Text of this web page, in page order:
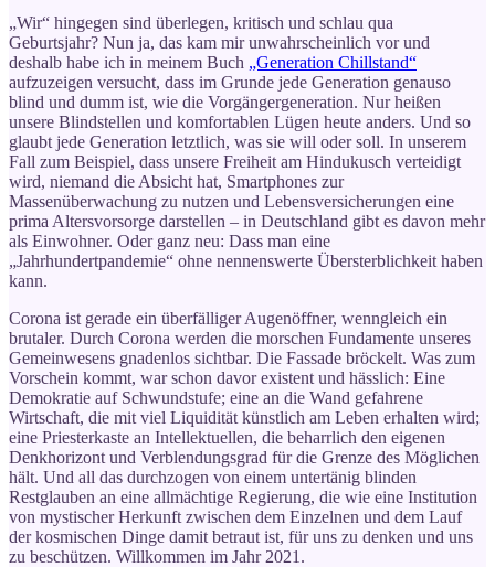
„Wir“ hingegen sind überlegen, kritisch und schlau qua
Geburtsjahr? Nun ja, das kam mir unwahrscheinlich vor und
deshalb habe ich in meinem Buch „Generation Chillstand“
aufzuzeigen versucht, dass im Grunde jede Generation genauso
blind und dumm ist, wie die Vorgängergeneration. Nur heißen
unsere Blindstellen und komfortablen Lügen heute anders. Und so
glaubt jede Generation letztlich, was sie will oder soll. In unserem
Fall zum Beispiel, dass unsere Freiheit am Hindukusch verteidigt
wird, niemand die Absicht hat, Smartphones zur
Massenüberwachung zu nutzen und Lebensversicherungen eine
prima Altersvorsorge darstellen – in Deutschland gibt es davon mehr
als Einwohner. Oder ganz neu: Dass man eine
„Jahrhundertpandemie“ ohne nennenswerte Übersterblichkeit haben
kann.
Corona ist gerade ein überfälliger Augenöffner, wenngleich ein
brutaler. Durch Corona werden die morschen Fundamente unseres
Gemeinwesens gnadenlos sichtbar. Die Fassade bröckelt. Was zum
Vorschein kommt, war schon davor existent und hässlich: Eine
Demokratie auf Schwundstufe; eine an die Wand gefahrene
Wirtschaft, die mit viel Liquidität künstlich am Leben erhalten wird;
eine Priesterkaste an Intellektuellen, die beharrlich den eigenen
Denkhorizont und Verblendungsgrad für die Grenze des Möglichen
hält. Und all das durchzogen von einem untertänig blinden
Restglauben an eine allmächtige Regierung, die wie eine Institution
von mystischer Herkunft zwischen dem Einzelnen und dem Lauf
der kosmischen Dinge damit betraut ist, für uns zu denken und uns
zu beschützen. Willkommen im Jahr 2021.